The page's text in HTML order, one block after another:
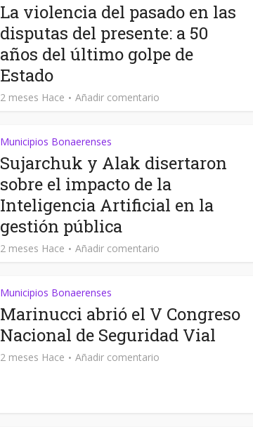
La violencia del pasado en las
disputas del presente: a 50
años del último golpe de
Estado
2 meses Hace Añadir comentario
Municipios Bonaerenses
Sujarchuk y Alak disertaron
sobre el impacto de la
Inteligencia Artificial en la
gestión pública
2 meses Hace Añadir comentario
Municipios Bonaerenses
Marinucci abrió el V Congreso
Nacional de Seguridad Vial
2 meses Hace Añadir comentario